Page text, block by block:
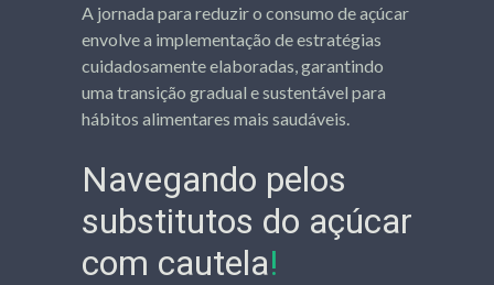
A jornada para reduzir o consumo de açúcar
envolve a implementação de estratégias
cuidadosamente elaboradas, garantindo
uma transição gradual e sustentável para
hábitos alimentares mais saudáveis.
Navegando pelos
substitutos do açúcar
com cautela!